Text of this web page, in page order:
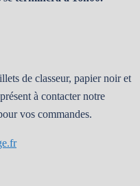
de classeur, papier noir et
à contacter notre
vos commandes.